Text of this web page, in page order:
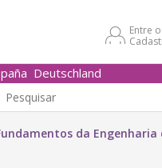
Entre
Deutschland
da